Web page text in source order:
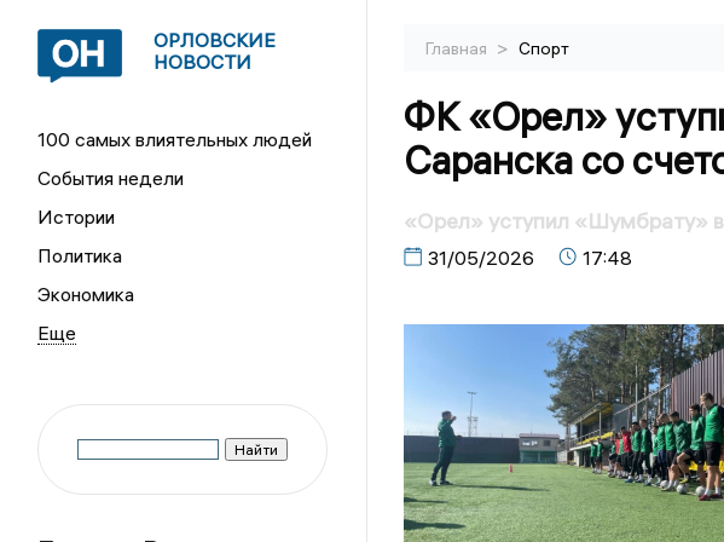
ОРЛОВСКИЕ
НОВОСТИ
100 самых влиятельных людей
События недели
Истории
Политика
Экономика
Главная > Спорт
ФК «Орел»
Саранска со
«Орел» уступил «Шумбрату»
31/05/2026 17:48